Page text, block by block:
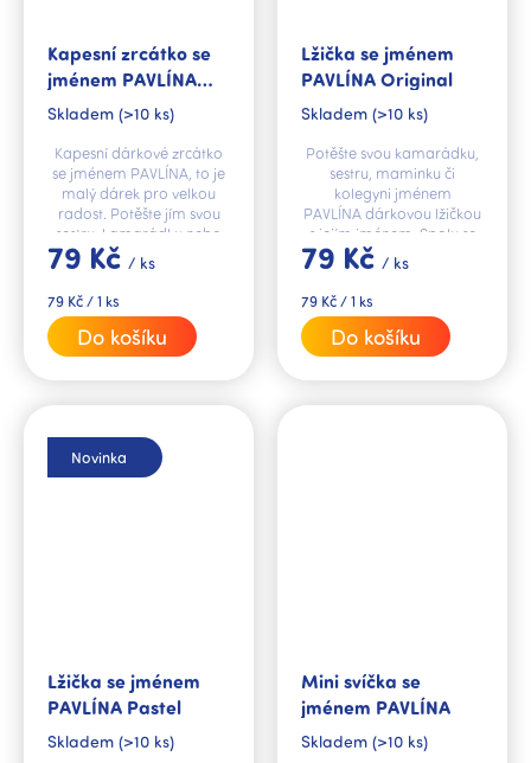
Kapesní zrcátko se
jménem PAVLÍNA
V.I.P.
Skladem (>10 ks)
79 Kč / ks
Měrná
cena:
79 Kč / 1 ks
Do košíku
Kapesní dárkové zrcátko
se jménem PAVLÍNA, to je
malý dárek pro velkou
radost. Potěšte jím svou
sestru, kamarádku nebo
kolegyni.
Lžička se jménem
PAVLÍNA Original
Skladem (>10 ks)
79 Kč / ks
Měrná
cena:
79 Kč / 1 ks
Do košíku
Potěšte svou kamarádku,
sestru, maminku či
kolegyni jménem
PAVLÍNA dárkovou lžičkou
s jejím jménem. Spolu se
jmenným hrnkem ze stejné
kolekce tvoří dokonalý
dárkový set.
Novinka
Lžička se jménem
PAVLÍNA Pastel
Skladem (>10 ks)
Mini svíčka se
jménem PAVLÍNA
Skladem (>10 ks)